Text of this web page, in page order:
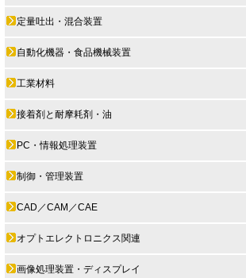
定量吐出・混合装置
自動化機器・食品機械装置
工業材料
接着剤と耐摩耗剤・油
PC・情報処理装置
制御・管理装置
CAD／CAM／CAE
オプトエレクトロニクス関連
画像処理装置・ディスプレイ